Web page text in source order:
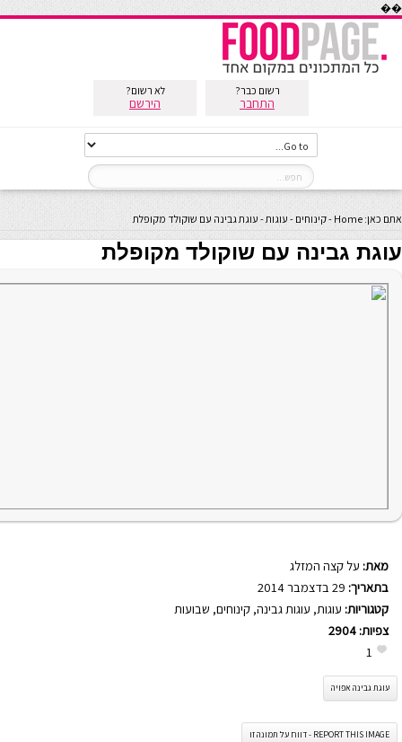
��
רשום כבר?
התחבר
לא רשום?
הירשם
אתם כאן: Home
-קינוחים - עוגות- עוגת גבינה עם שוקולד מקופלת
עוגת גבינה עם שוקולד מקופלת
מאת: על קצה המזלג
בתאריך:
קטגוריות: עוגות, עוגות גבינה, קינוחים, שבועות
צפיות: 2904
1
עוגת גבינה אפויה
REPORT THIS IMAGE - דווח על תמונה זו